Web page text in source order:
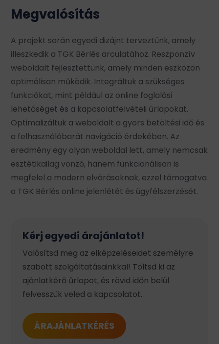
Kérj egyedi árajánlatot!
Valósítsd meg az elképzeléseidet személyre
szabott szolgáltatásainkkal! Töltsd ki az
ajánlatkérő űrlapot, és rövid időn belül
felvesszük veled a kapcsolatot.
ÁRAJÁNLATKÉRÉS
Megvalósítás
A projekt során egyedi dizájnt terveztünk, amely
illeszkedik a TGK Bérlés arculatához. Reszponzív
weboldalt fejlesztettünk, amely minden eszközön
optimálisan működik. Integráltuk a szükséges
funkciókat, mint például az online foglalási
lehetőséget és a kapcsolatfelvételi űrlapokat.
Optimalizáltuk a weboldalt a gyors betöltési idő és
a felhasználóbarát navigáció érdekében.​ Az
eredmény egy olyan weboldal lett, amely nemcsak
esztétikailag vonzó, hanem funkcionálisan is
megfelel a modern elvárásoknak, ezzel támogatva
a TGK Bérlés online jelenlétét és ügyfélszerzését.​